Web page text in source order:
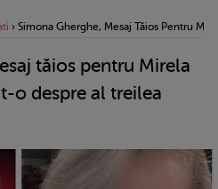
› Simona Gherghe, Mesaj Tăios Pentru
tăios pentru Mirela
o despre al treilea